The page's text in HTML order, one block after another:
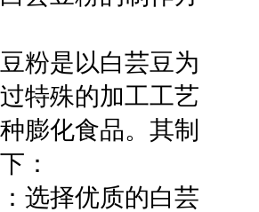
粉是以白芸豆为
特殊的加工工艺
膨化食品。其制
：
选择优质的白芸